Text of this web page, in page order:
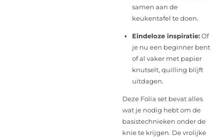
samen aan de
keukentafel te doen.
Eindeloze inspiratie:Of
je nu een beginner bent
of al vaker met papier
knutselt, quilling blijft
uitdagen.
Deze Folia set bevat alles
wat je nodig hebt om de
basistechnieken onder de
knie te krijgen. De vrolijke